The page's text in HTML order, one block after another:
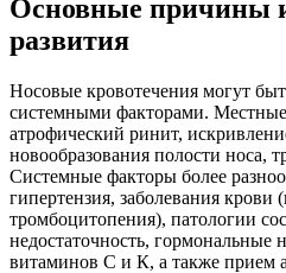
Основные причины
развития
Носовые кровотечения могут
системными факторами.
атрофический ринит,
новообразования полости носа,
Системные факторы более
гипертензия, заболевания крови
тромбоцитопения), патологии
недостаточность, гормональные
витаминов С и К, а также прием